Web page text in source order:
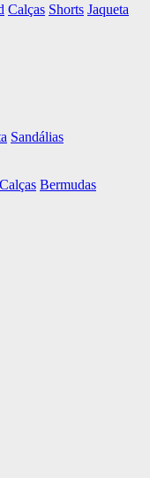
Calças Shorts Jaqueta
Sandálias
Calças Bermudas